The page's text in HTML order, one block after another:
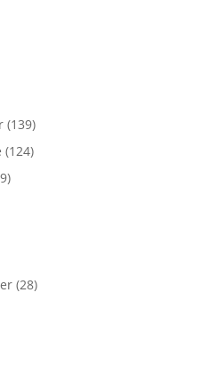
(139)
(124)
(28)